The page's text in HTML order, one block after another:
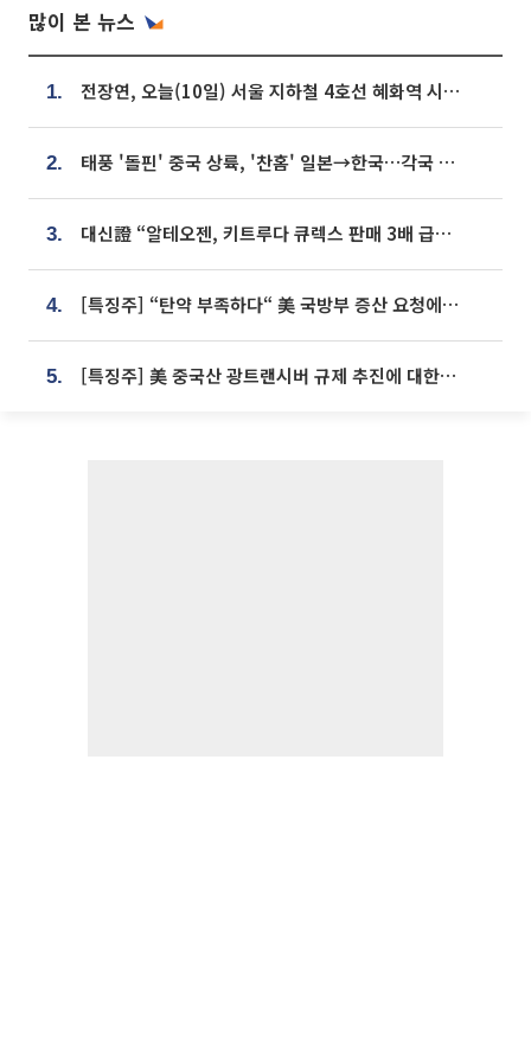
많이 본 뉴스
1. 전장연, 오늘(10일) 서울 지하철 4호선 혜화역 시위…1호선 용산역 무정차
2. 태풍 '돌핀' 중국 상륙, '찬홈' 일본→한국…각국 기상청 예상 경로는?
3. 대신證 “알테오젠, 키트루다 큐렉스 판매 3배 급증…목표가 41만원 상향”
4. [특징주] “탄약 부족하다“ 美 국방부 증산 요청에⋯국내 방산주 급등세
5. [특징주] 美 중국산 광트랜시버 규제 추진에 대한광통신 등 광통신株 강세